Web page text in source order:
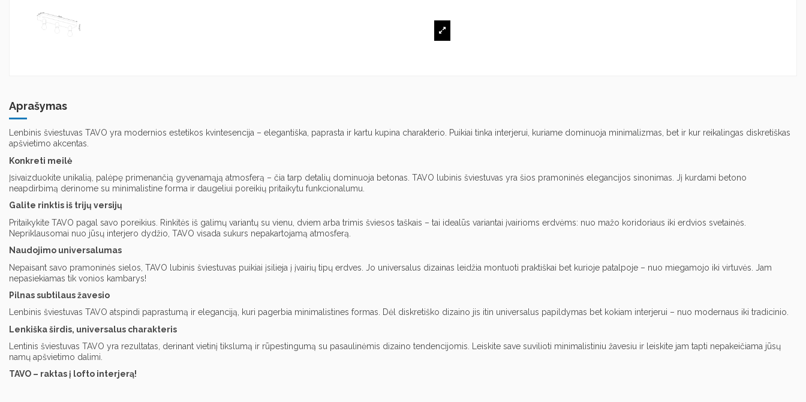
Aprašymas
Lenbinis šviestuvas TAVO yra modernios estetikos kvintesencija – elegantiška, paprasta ir kartu kupina charakterio. Puikiai tinka interjerui, kuriame dominuoja minimalizmas, bet ir kur reikalingas diskretiškas
apšvietimo akcentas.
Konkreti meilė
Įsivaizduokite unikalią, palėpę primenančią gyvenamąją atmosferą – čia tarp detalių dominuoja betonas. TAVO lubinis šviestuvas yra šios pramoninės elegancijos sinonimas. Jį kurdami betono
neapdirbimą derinome su minimalistine forma ir daugeliui poreikių pritaikytu funkcionalumu.
Galite rinktis iš trijų versijų
Pritaikykite TAVO pagal savo poreikius. Rinkitės iš galimų variantų su vienu, dviem arba trimis šviesos taškais – tai idealūs variantai įvairioms erdvėms: nuo mažo koridoriaus iki erdvios svetainės.
Nepriklausomai nuo jūsų interjero dydžio, TAVO visada sukurs nepakartojamą atmosferą.
Naudojimo universalumas
Nepaisant savo pramoninės sielos, TAVO lubinis šviestuvas puikiai įsilieja į įvairių tipų erdves. Jo universalus dizainas leidžia montuoti praktiškai bet kurioje patalpoje – nuo ​​miegamojo iki virtuvės. Jam
nepasiekiamas tik vonios kambarys!
Pilnas subtilaus žavesio
Lenbinis šviestuvas TAVO atspindi paprastumą ir eleganciją, kuri pagerbia minimalistines formas. Dėl diskretiško dizaino jis itin universalus papildymas bet kokiam interjerui – nuo ​​modernaus iki tradicinio.
Lenkiška širdis, universalus charakteris
Lentinis šviestuvas TAVO yra rezultatas, derinant vietinį tikslumą ir rūpestingumą su pasaulinėmis dizaino tendencijomis. Leiskite save suvilioti minimalistiniu žavesiu ir leiskite jam tapti nepakeičiama jūsų
namų apšvietimo dalimi.
TAVO – raktas į lofto interjerą!